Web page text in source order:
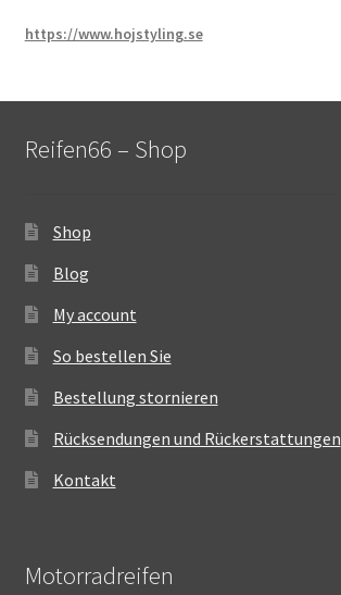
https://www.hojstyling.se
Reifen66 – Shop
Shop
Blog
My account
So bestellen Sie
Bestellung stornieren
Rücksendungen und Rückerstattungen
Kontakt
Motorradreifen